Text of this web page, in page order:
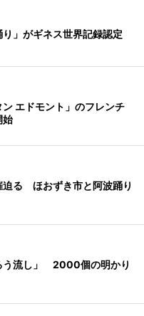
」がギネス世界記録認定
ン エドモント」のフレンチ
始
迫る ほおずき市と阿波踊り
う流し」 2000個の明かり